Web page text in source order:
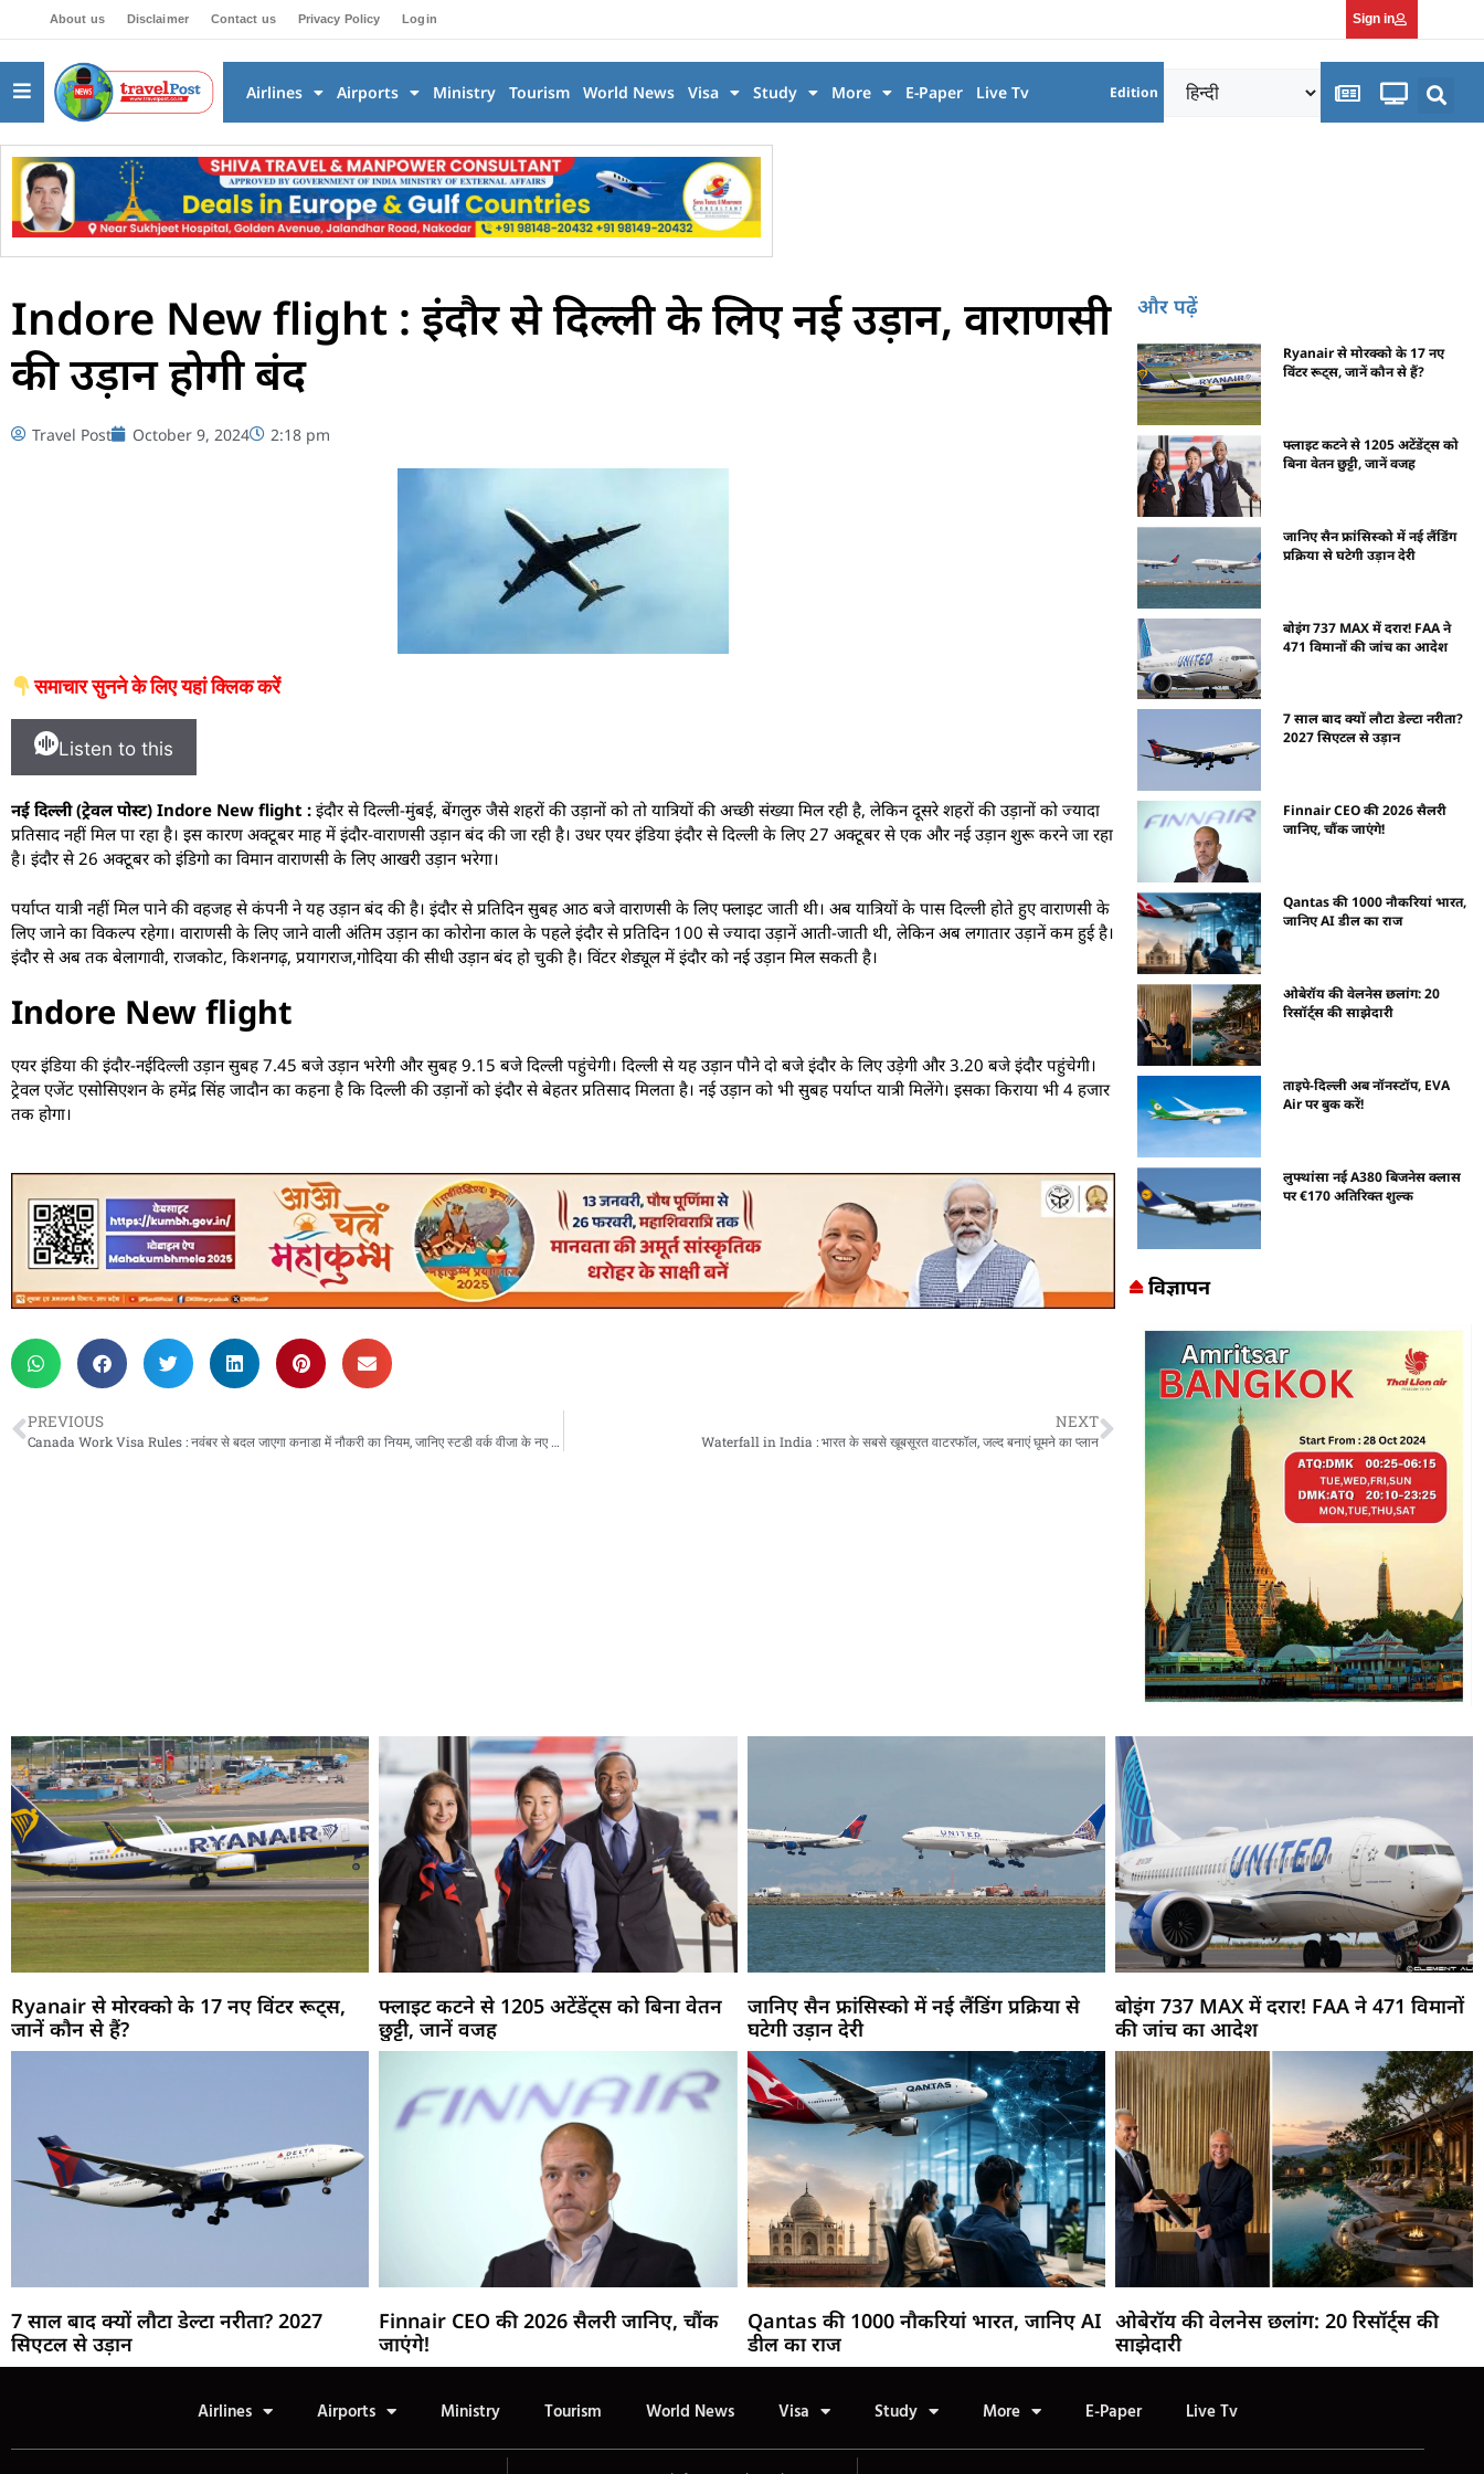
About us Disclaimer Contact us Privacy Policy Login Sign in
Airlines Airports Ministry Tourism World News Visa Study More E-Paper Live Tv Edition
Indore New flight : इंदौर से दिल्ली के लिए नई उड़ान, वाराणसी
की उड़ान होगी बंद
Travel Post October 9, 2024 2:18 pm
समाचार सुनने के लिए यहां क्लिक करें
Listen to this
नई दिल्ली (ट्रेवल पोस्ट) Indore New flight : इंदौर से दिल्ली-मुंबई, बेंगलुरु जैसे शहरों की उड़ानों को तो यात्रियों की अच्छी संख्या मिल रही है, लेकिन दूसरे शहरों की उड़ानों को ज्यादा
प्रतिसाद नहीं मिल पा रहा है। इस कारण अक्टूबर माह में इंदौर-वाराणसी उड़ान बंद की जा रही है। उधर एयर इंडिया इंदौर से दिल्ली के लिए 27 अक्टूबर से एक और नई उड़ान शुरू करने जा रहा
है। इंदौर से 26 अक्टूबर को इंडिगो का विमान वाराणसी के लिए आखरी उड़ान भरेगा।
पर्याप्त यात्री नहीं मिल पाने की वहजह से कंपनी ने यह उड़ान बंद की है। इंदौर से प्रतिदिन सुबह आठ बजे वाराणसी के लिए फ्लाइट जाती थी। अब यात्रियों के पास दिल्ली होते हुए वाराणसी के
लिए जाने का विकल्प रहेगा। वाराणसी के लिए जाने वाली अंतिम उड़ान का कोरोना काल के पहले इंदौर से प्रतिदिन 100 से ज्यादा उड़ानें आती-जाती थी, लेकिन अब लगातार उड़ानें कम हुई है।
इंदौर से अब तक बेलागावी, राजकोट, किशनगढ़, प्रयागराज,गोदिया की सीधी उड़ान बंद हो चुकी है। विंटर शेड्यूल में इंदौर को नई उड़ान मिल सकती है।
Indore New flight
एयर इंडिया की इंदौर-नईदिल्ली उड़ान सुबह 7.45 बजे उड़ान भरेगी और सुबह 9.15 बजे दिल्ली पहुंचेगी। दिल्ली से यह उड़ान पौने दो बजे इंदौर के लिए उड़ेगी और 3.20 बजे इंदौर पहुंचेगी।
ट्रेवल एजेंट एसोसिएशन के हमेंद्र सिंह जादौन का कहना है कि दिल्ली की उड़ानों को इंदौर से बेहतर प्रतिसाद मिलता है। नई उड़ान को भी सुबह पर्याप्त यात्री मिलेंगे। इसका किराया भी 4 हजार
तक होगा।
PREVIOUS
Canada Work Visa Rules : नवंबर से बदल जाएगा कनाडा में नौकरी का नियम, जानिए स्टडी वर्क वीजा के नए रूल्स
NEXT
Waterfall in India : भारत के सबसे खूबसूरत वाटरफॉल, जल्द बनाएं घूमने का प्लान
और पढ़ें
Ryanair से मोरक्को के 17 नए
विंटर रूट्स, जानें कौन से हैं?
फ्लाइट कटने से 1205 अटेंडेंट्स को
बिना वेतन छुट्टी, जानें वजह
जानिए सैन फ्रांसिस्को में नई लैंडिंग
प्रक्रिया से घटेगी उड़ान देरी
बोइंग 737 MAX में दरार! FAA ने
471 विमानों की जांच का आदेश
7 साल बाद क्यों लौटा डेल्टा नरीता?
2027 सिएटल से उड़ान
Finnair CEO की 2026 सैलरी
जानिए, चौंक जाएंगे!
Qantas की 1000 नौकरियां भारत,
जानिए AI डील का राज
ओबेरॉय की वेलनेस छलांग: 20
रिसॉर्ट्स की साझेदारी
ताइपे-दिल्ली अब नॉनस्टॉप, EVA
Air पर बुक करें!
लुफ्थांसा नई A380 बिजनेस क्लास
पर €170 अतिरिक्त शुल्क
विज्ञापन
Ryanair से मोरक्को के 17 नए विंटर रूट्स,
जानें कौन से हैं?
फ्लाइट कटने से 1205 अटेंडेंट्स को बिना वेतन
छुट्टी, जानें वजह
जानिए सैन फ्रांसिस्को में नई लैंडिंग प्रक्रिया से
घटेगी उड़ान देरी
बोइंग 737 MAX में दरार! FAA ने 471 विमानों
की जांच का आदेश
7 साल बाद क्यों लौटा डेल्टा नरीता? 2027
सिएटल से उड़ान
Finnair CEO की 2026 सैलरी जानिए, चौंक
जाएंगे!
Qantas की 1000 नौकरियां भारत, जानिए AI
डील का राज
ओबेरॉय की वेलनेस छलांग: 20 रिसॉर्ट्स की
साझेदारी
Airlines Airports Ministry Tourism World News Visa Study More E-Paper Live Tv